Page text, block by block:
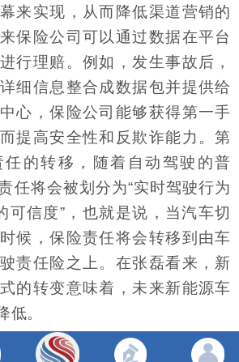
来实现，从而降低渠道营销的
保险公司可以通过数据在平台
行理赔。例如，发生事故后，
细信息整合成数据包并提供给
心，保险公司能够获得第一手
提高安全性和反欺诈能力。第
的转移，随着自动驾驶的普
任将会被划分为“实时驾驶行为
可信度”，也就是说，当汽车切
候，保险责任将会转移到由车
责任险之上。在张磊看来，新
的转变意味着，未来新能源车
低。